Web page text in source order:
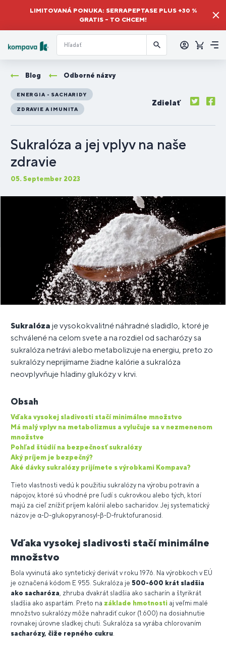
LIMITOVANÁ PONUKA: SERRAPEPTASE PLUS +30 %
GRATIS – TO CHCEM!
sa
Košík
Blog Odborné názvy
ENERGIA - SACHARIDY
ZDRAVIE A IMUNITA
Zdielať
Sukralóza a jej vplyv na naše
zdravie
05. September 2023
Sukralóza je vysokokvalitné náhradné sladidlo, ktoré je
schválené na celom svete a na rozdiel od sacharózy sa
sukralóza netrávi alebo metabolizuje na energiu, preto zo
sukralózy neprijímame žiadne kalórie a sukralóza
neovplyvňuje hladiny glukózy v krvi.
Obsah
Vďaka vysokej sladivosti stačí minimálne množstvo
Má malý vplyv na metabolizmus a vylučuje sa v nezmenenom
množstve
Pohľad štúdií na bezpečnosť sukralózy
Aký príjem je bezpečný?
Aké dávky sukralózy prijímete s výrobkami Kompava?
Tieto vlastnosti vedú k použitiu sukralózy na výrobu potravín a
nápojov, ktoré sú vhodné pre ľudí s cukrovkou alebo tých, ktorí
majú za cieľ znížiť príjem kalórií alebo sacharidov. Jej systematický
názov je α-D-glukopyranosyl-β-D-fruktofuranosid.
Vďaka vysokej sladivosti stačí minimálne
množstvo
Bola vyvinutá ako syntetický derivát v roku 1976. Na výrobkoch v EÚ
je označená kódom E 955. Sukralóza je 500-600 krát sladšia
ako sacharóza , zhruba dvakrát sladšia ako sacharín a štyrikrát
sladšia ako aspartám. Preto na základe hmotnosti aj veľmi malé
množstvo sukralózy môže nahradiť cukor (1:600) na dosiahnutie
rovnakej úrovne sladkej chuti. Sukralóza sa vyrába chlorovaním
sacharózy, čiže repného cukru